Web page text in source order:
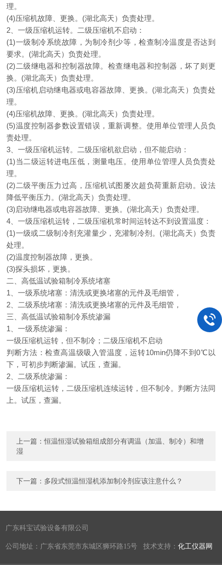
理。
(4)压缩机故障、更换。(湖北高天）负责处理。
2、一级压缩机运转。二级压缩机不启动：
(1)一级制冷系统故障，为制冷剂少等，检查制冷温度是否达到
要求。(湖北高天）负责处理。
(2)二级继电器和控制器故障。检查继电器和控制器，坏了则更
换。(湖北高天）负责处理。
(3)压缩机启动继电器或电容器故障、更换。(湖北高天）负责处
理。
(4)压缩机故障、更换。(湖北高天）负责处理。
(5)温度控制器参数设置错误，重新调整。使用单位管理人员负
责处理。
3、一级压缩机运转。二级压缩机欲启动，但不能启动：
(1)当二级运转进电压低，测量电压。使用单位管理人员负责处
理。
(2)二级平衡压力过高，压缩机试图屡次超负荷重新启动。设法
降低平衡压力。(湖北高天）负责处理。
(3)启动继电器或电容器故障、更换。(湖北高天）负责处理。
4、一级压缩机运转，二级压缩机常时间运转达不到设置温度：
(1)一级或二级制冷剂充灌量少，充灌制冷剂。(湖北高天）负责
处理。
(2)温度控制器故障，更换。
(3)探头损坏，更换。
二、高低温试验箱制冷系统堵塞
1、一级系统堵塞：清洗或更换堵塞的元件及毛细管，
2、二级系统堵塞：清洗或更换堵塞的元件及毛细管，
三、高低温试验箱制冷系统渗漏
1、一级系统渗漏：
一级压缩机运转，但不制冷；二级压缩机不启动
判断方法：检查高温级吸入管温度，运转10min仍降不到0℃以
下，可初步判断渗漏。试压，查漏。
2、二级系统渗漏：
一级压缩机运转，二级压缩机连续运转，但不制冷。判断方法同
上。试压，查漏。
上一篇：恒温恒湿试验箱组成部分有调温（加温、制冷）和增
湿
下一篇： 多段式恒温恒湿机添加制冷剂应该注意什么？
广东科宝试验设备有限公司
公司地址：广东省东莞市东城区狮环路15号 技术支持：化工仪器网